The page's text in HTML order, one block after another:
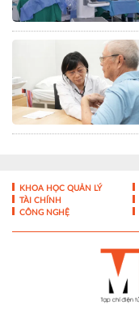
KHOA HỌC QUẢN LÝ
TÀI CHÍNH
CÔNG NGHỆ